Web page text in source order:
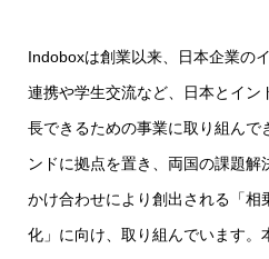
Indoboxは創業以来、日本企業の
連携や学生交流など、日本とイン
長できるための事業に取り組んで
ンドに拠点を置き、両国の課題
かけ合わせにより創出される「相
化」に向け、取り組んでいます。